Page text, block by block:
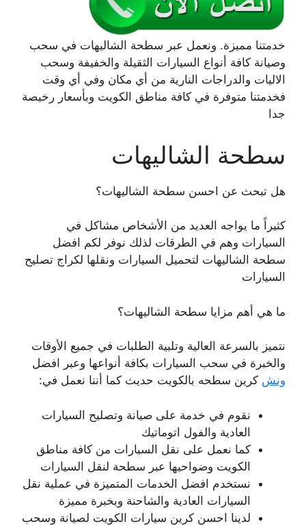
خدمتنا مميزة. ونعمل عبر سطحة الشاليهات في سحب
وصيانة كافة أنواع السيارات الثقيلة والخفيفة وسحب
الاليات والدراجات النارية من أي مكان وفي أي وقت
فخدمتنا متوفرة في كافة مناطق الكويت وبأسعار رخيصة
جدا
سطحة الشاليهات
هل تبحث عن احسن سطحة الشاليهات؟
كثيراً ما يواجه العديد من الأشخاص مشاكل في
السيارات وهم في الطرقات لذلك نوفر لكم افضل
سطحة الشاليهات لتحميل السيارات ونقلها لكراج تصليح
السيارات
ما هي أهم مزايا سطحة الشاليهات؟
نتميز بالسرعة العالية وتلبية الطلبات في جميع الأوقات
والخبرة في سحب السيارات بكافة أنواعها وعبر افضل
ونش كرين سطحه بالكويت حديث كما أننا نعمل في:
نقوم في خدمة على صيانة وتصليح السيارات
العادية والفول اتوماتيك
كما نعمل على نقل السيارات من كافة مناطق
الكويت وضواحيها عبر سطحة لنقل السيارات
نستخدم افضل الخدمات المتميزة في عملية نقل
السيارات العادية والشاحنة وبخبرة مميزة
لدينا احسن كرين سيارات الكويت لصيانة وسحب